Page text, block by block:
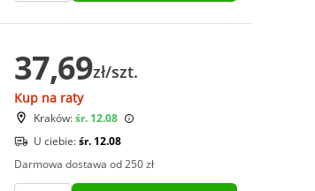
37,69zł/szt.
Kup na raty
Kraków:śr. 12.08
U ciebie:śr. 12.08
Darmowa dostawa od 250 zł